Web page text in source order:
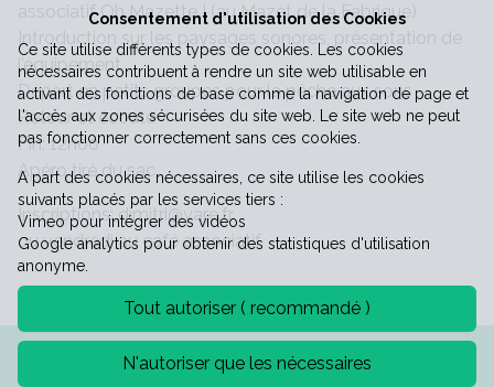
associatif Oh Mazette ! (au Mazet de la Fabrique)
Introduction sur les paysages sonores, présentation de
l’équipement
Départ en petits groupes pour la pêche aux sons
Retour et écoute
Fin: 12h00
Apéro tiré du sac
Inscriptions: dimitri@yare.fr
ou vendredi au café associatif
©2026 Mairie de Saint-Laurent-le-minier
Consentement d'utilisation des Cookies
Ce site utilise différents types de cookies. Les cookies
nécessaires contribuent à rendre un site web utilisable en
activant des fonctions de base comme la navigation de page et
l'accès aux zones sécurisées du site web. Le site web ne peut
pas fonctionner correctement sans ces cookies.
A part des cookies nécessaires, ce site utilise les cookies
suivants placés par les services tiers :
Vimeo pour intégrer des vidéos
Google analytics pour obtenir des statistiques d'utilisation
anonyme.
Tout autoriser ( recommandé )
N'autoriser que les nécessaires